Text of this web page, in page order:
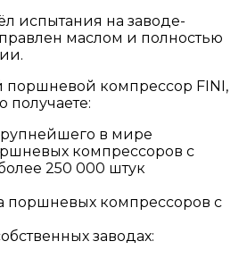
испытания на заводе-
маслом и полностью
поршневой компрессор FINI,
получаете:
в мире
компрессоров с
250 000 штук
поршневых компрессоров с
заводах: